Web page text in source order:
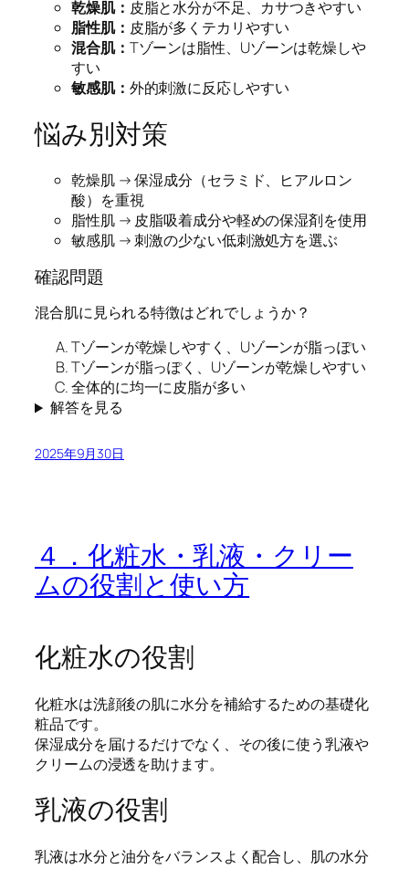
乾燥肌： 皮脂と水分が不足、カサつきやすい
脂性肌： 皮脂が多くテカリやすい
混合肌： Tゾーンは脂性、Uゾーンは乾燥しや
すい
敏感肌： 外的刺激に反応しやすい
悩み別対策
乾燥肌 → 保湿成分（セラミド、ヒアルロン
酸）を重視
脂性肌 → 皮脂吸着成分や軽めの保湿剤を使用
敏感肌 → 刺激の少ない低刺激処方を選ぶ
確認問題
混合肌に見られる特徴はどれでしょうか？
Tゾーンが乾燥しやすく、Uゾーンが脂っぽい
Tゾーンが脂っぽく、Uゾーンが乾燥しやすい
全体的に均一に皮脂が多い
解答を見る
2025年9月30日
４．化粧水・乳液・クリー
ムの役割と使い方
化粧水の役割
化粧水は洗顔後の肌に水分を補給するための基礎化
粧品です。
保湿成分を届けるだけでなく、その後に使う乳液や
クリームの浸透を助けます。
乳液の役割
乳液は水分と油分をバランスよく配合し、肌の水分